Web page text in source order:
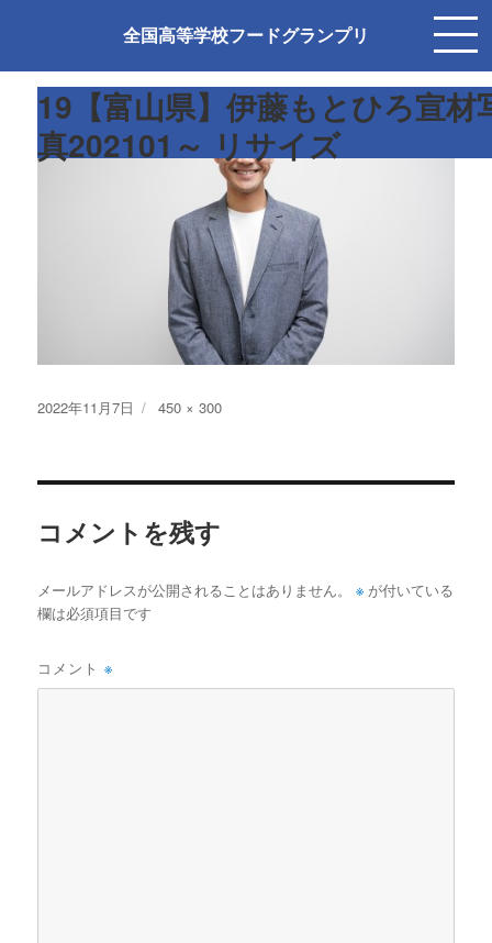
全国高等学校フードグランプリ
次の画像
19【富山県】伊藤もとひろ宣材
真202101～ リサイズ
投
2022年11月7日
フ
450 × 300
コメントを残す
メールアドレスが公開されることはありません。 ※ が付いている
欄は必須項目です
コメント※